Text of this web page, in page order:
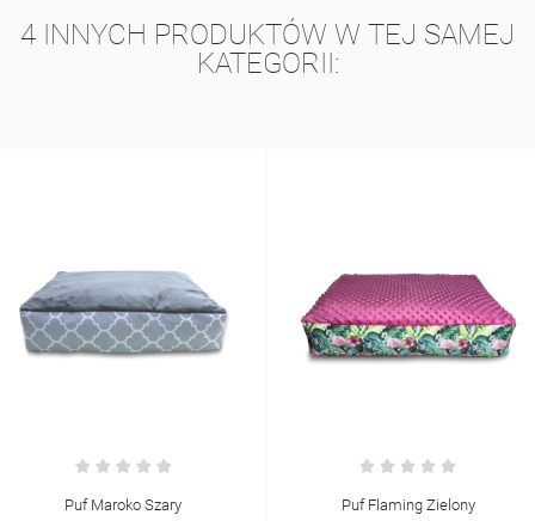
4 INNYCH PRODUKTÓW W TEJ SAMEJ
KATEGORII:
Puf Maroko Szary Puf Flaming Zielony